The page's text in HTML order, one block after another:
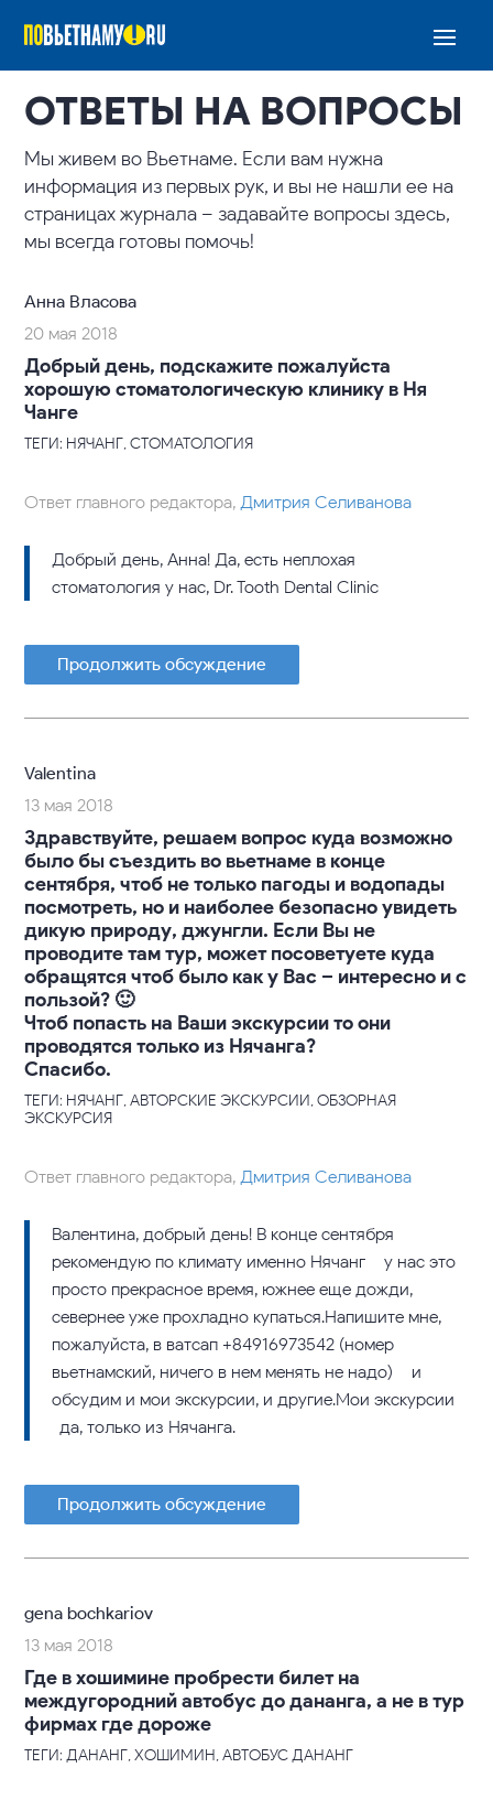
ОТВЕТЫ НА ВОПРОСЫ
Мы живем во Вьетнаме. Если вам нужна
информация из первых рук, и вы не нашли ее на
страницах журнала – задавайте вопросы здесь,
мы всегда готовы помочь!
Анна Власова
20 мая 2018
Добрый день, подскажите пожалуйста
хорошую стоматологическую клинику в Ня
Чанге
ТЕГИ: НЯЧАНГ, СТОМАТОЛОГИЯ
Ответ главного редактора,Дмитрия Селиванова
Добрый день, Анна! Да, есть неплохая
стоматология у нас, Dr. Tooth Dental Clinic
Продолжить обсуждение
Valentina
13 мая 2018
Здравствуйте, решаем вопрос куда возможно
было бы съездить во вьетнаме в конце
сентября, чтоб не только пагоды и водопады
посмотреть, но и наиболее безопасно увидеть
дикую природу, джунгли. Если Вы не
проводите там тур, может посоветуете куда
обращятся чтоб было как у Вас – интересно и с
пользой? 🙂
Чтоб попасть на Ваши экскурсии то они
проводятся только из Нячангa?
Спасибо.
ТЕГИ: НЯЧАНГ, АВТОРСКИЕ ЭКСКУРСИИ, ОБЗОРНАЯ
ЭКСКУРСИЯ
Ответ главного редактора,Дмитрия Селиванова
Валентина, добрый день! В конце сентября
рекомендую по климату именно Нячанг – у нас это
просто прекрасное время, южнее еще дожди,
севернее уже прохладно купаться.Напишите мне,
пожалуйста, в ватсап +84916973542 (номер
вьетнамский, ничего в нем менять не надо) – и
обсудим и мои экскурсии, и другие.Мои экскурсии
-да, только из Нячанга.
Продолжить обсуждение
gena bochkariov
13 мая 2018
Где в хошимине пробрести билет на
междугородний автобус до дананга, а не в тур
фирмах где дороже
ТЕГИ: ДАНАНГ, ХОШИМИН, АВТОБУС ДАНАНГ